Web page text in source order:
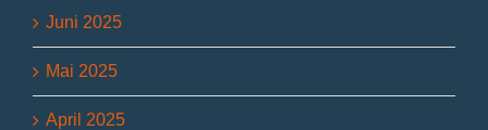
Juni 2025
Mai 2025
April 2025